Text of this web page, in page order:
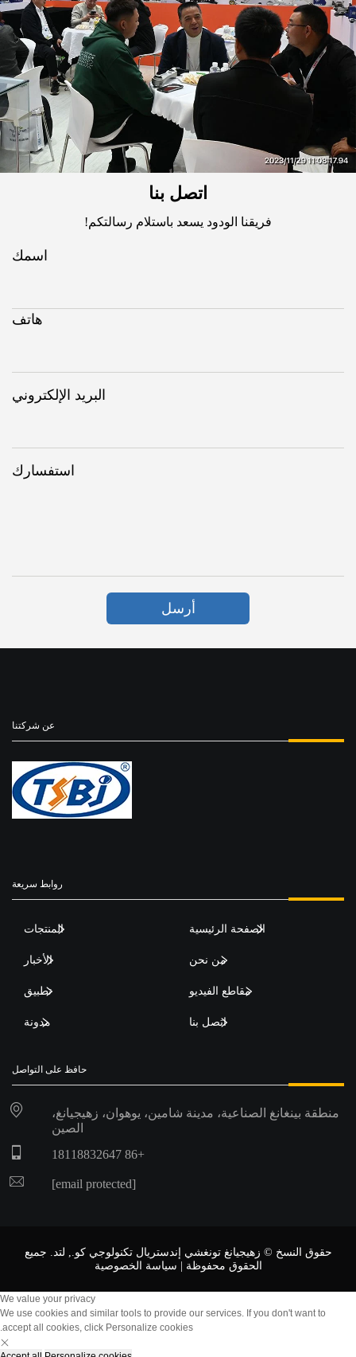
اتصل بنا
فريقنا الودود يسعد باستلام رسالتكم!
اسمك
هاتف
البريد الإلكتروني
استفسارك
أرسل
عن شركتنا
روابط سريعة
الصفحة الرئيسية المنتجات
من نحن الأخبار
مقاطع الفيديو تطبيق
اتصل بنا مدونة
حافظ على التواصل
منطقة بينغانغ الصناعية، مدينة شامين، يوهوان، زهيجيانغ،
الصين
+86 18118832647
[email protected]
حقوق النسخ © زهيجيانغ تونغشي إندستريال تكنولوجي كو., لتد. جميع
الحقوق محفوظة | سياسة الخصوصية
We value your privacy
We use cookies and similar tools to provide our services. If you don't want to
accept all cookies, click Personalize cookies.